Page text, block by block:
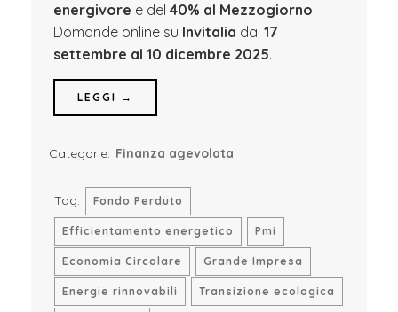
energivore e del 40% al Mezzogiorno.
Domande online su Invitalia dal 17
settembre al 10 dicembre 2025.
LEGGI →
Categorie: Finanza agevolata
Tag: Fondo Perduto
Efficientamento energetico Pmi
Economia Circolare Grande Impresa
Energie rinnovabili Transizione ecologica